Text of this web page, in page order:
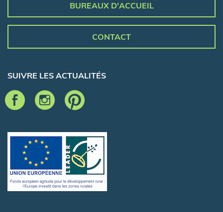
BUREAUX D'ACCUEIL
CONTACT
SUIVRE LES ACTUALITÉS